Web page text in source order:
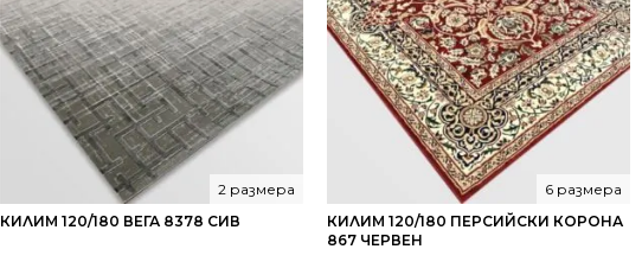
КИЛИМ 120/180 ВЕГА 8378 СИВ
2 размера
КИЛИМ 120/180 ПЕРСИЙСКИ КОРОНА
867 ЧЕРВЕН
6 размера